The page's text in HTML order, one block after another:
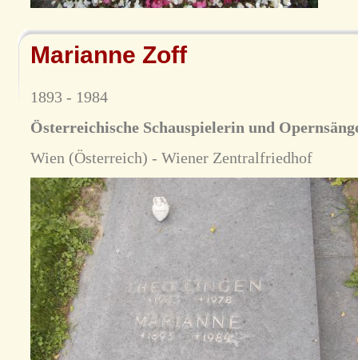
Marianne Zoff
1893 - 1984
Österreichische Schauspielerin und
Wien (Österreich) - Wiener Zentralfriedhof